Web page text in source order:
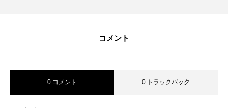
コメント
0 コメント 0 トラックバック